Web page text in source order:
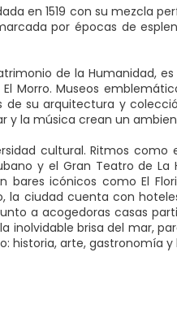
en 1519 con su mezcla
por épocas de
de la Humanidad,
Morro. Museos
su arquitectura y
y la música crean un
cultural. Ritmos
y el Gran Teatro de
bares icónicos como El
la ciudad cuenta con
a acogedoras casas
inolvidable brisa del mar,
historia, arte, gastronomía y